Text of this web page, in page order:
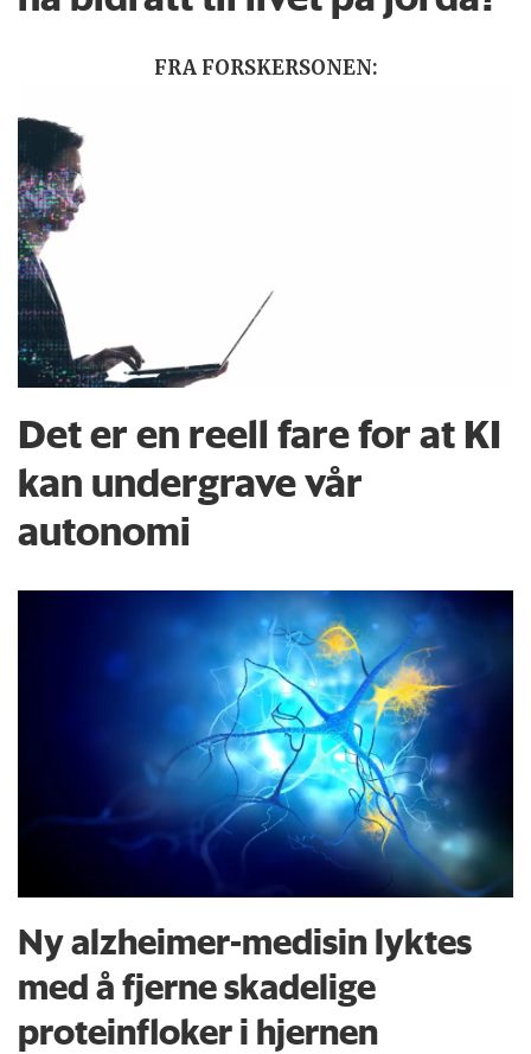
FRA FORSKERSONEN:
Det er en reell fare for at KI
kan undergrave vår
autonomi
Ny alzheimer-medisin lyktes
med å fjerne skadelige
proteinfloker i hjernen